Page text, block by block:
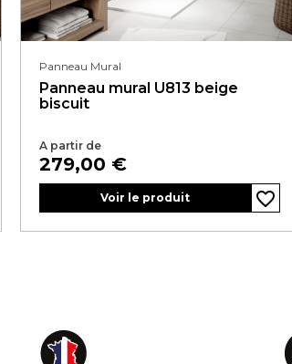
Panneau Mural
Panneau mural U813 beige
biscuit
A partir de
Prix
279,00 €
Voir le produit favorite_border
favorite_border